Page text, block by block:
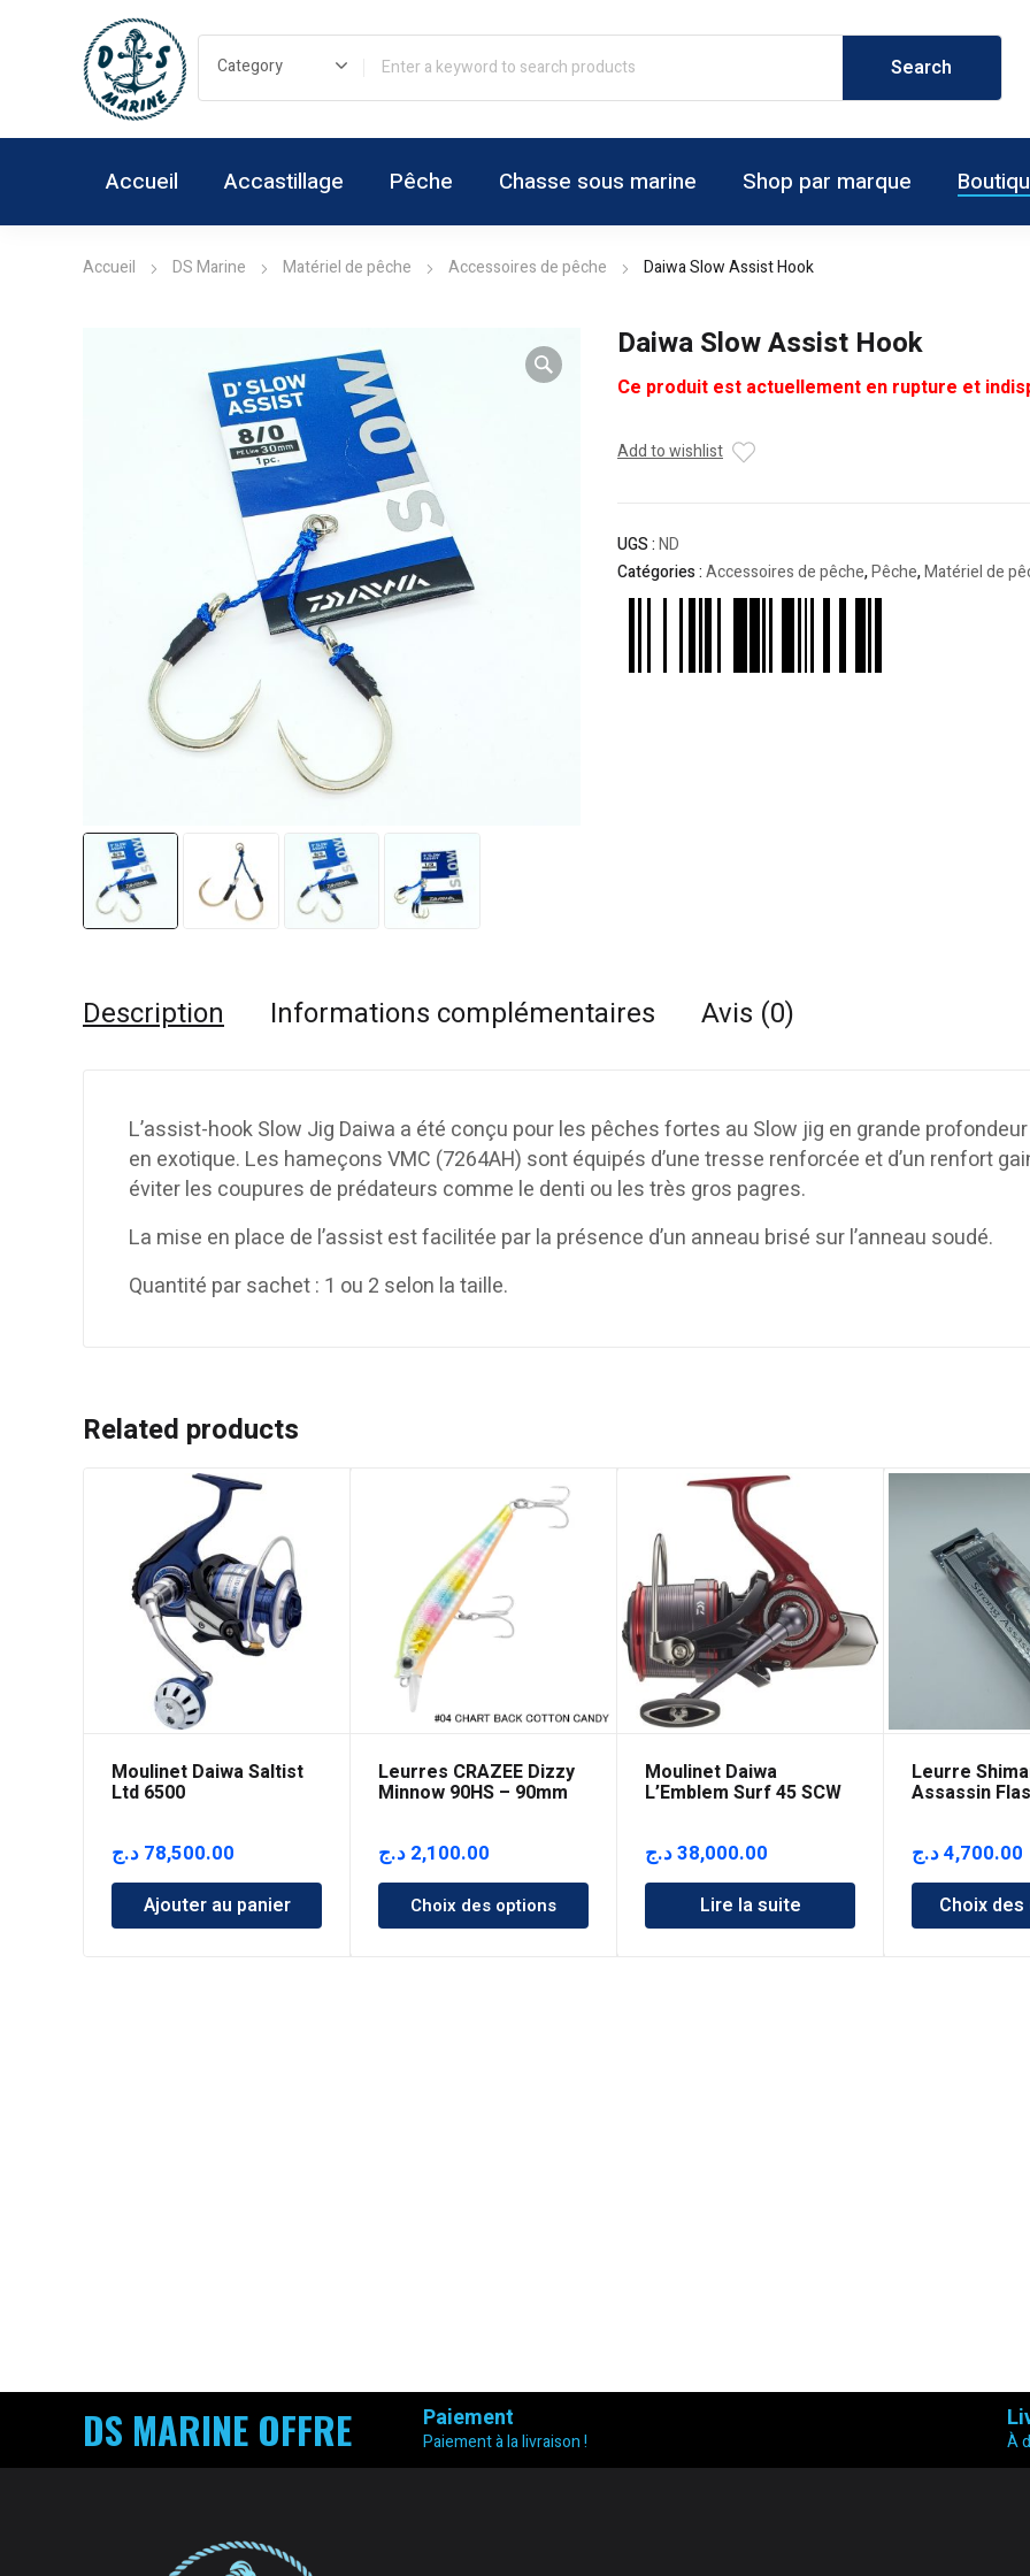
Accueil Accastillage Pêche Chasse sous marine Shop par marque
Accueil DS Marine Matériel de pêche Accessoires de pêche Daiwa Slow Assist Hook
Daiwa Slow Assist Hook
Ce produit est actuellement en rupture et
Add to wishlist
UGS :ND
Catégories :Accessoires de pêche,Pêche,Matériel de
Description Informations complémentaires Avis (0)
L’assist-hook Slow Jig Daiwa a été conçu pour les pêches fortes au Slow jig en grande
en exotique. Les hameçons VMC (7264AH) sont équipés d’une tresse renforcée et d’un renfort
éviter les coupures de prédateurs comme le denti ou les très gros pagres.
La mise en place de l’assist est facilitée par la présence d’un anneau brisé sur l’anneau soudé.
Quantité par sachet : 1 ou 2 selon la taille.
Related products
Moulinet Daiwa Saltist
Ltd 6500
78,500.00 د.ج
Ajouter au panier
Leurres CRAZEE Dizzy
Minnow 90HS – 90mm
2,100.00 د.ج
Choix des options
Moulinet Daiwa
L’Emblem Surf 45 SCW
38,000.00د.ج
Lire la suite
Leurre
Assassin
4,700.00د.ج
Choix
DS MARINE OFFRE Paiement
Paiement à la livraison ! À